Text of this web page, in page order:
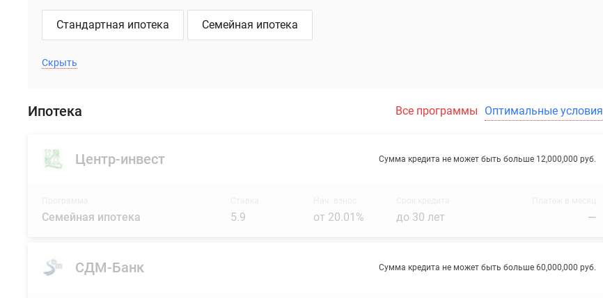
Стандартная ипотека Семейная ипотека
Скрыть
Ипотека Все программы Оптимальные условия
Центр-инвест Сумма кредита не может быть больше 12,000,000 руб.
Семейная ипотека 5.9 от 20.01% до 30 лет —
СДМ-Банк Сумма кредита не может быть больше 60,000,000 руб.